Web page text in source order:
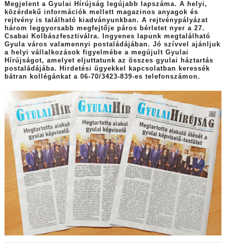
Megjelent a Gyulai Hírújság legújabb lapszáma. A helyi,
közérdekű információk mellett magazinos anyagok és
rejtvény is található kiadványunkban. A rejtvénypályázat
három leggyorsabb megfejtője páros bérletet nyer a 27.
Csabai Kolbászfesztiválra. Ingyenes lapunk megtalálható
Gyula város valamennyi postaládájában. Jó szívvel ajánljuk
a helyi vállalkozások figyelmébe a megújult Gyulai
Hírújságot, amelyet eljuttatunk az összes gyulai háztartás
postaládájába. Hirdetési ügyekkel kapcsolatban keressék
bátran kollégánkat a 06-70/3423-839-es telefonszámon.